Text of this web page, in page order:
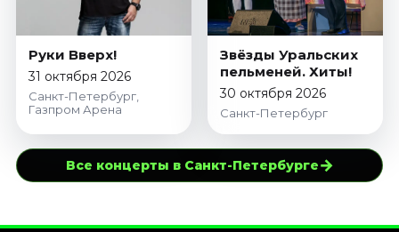
Руки Вверх!
31 октября 2026
Санкт-Петербург,
Газпром Арена
Звёзды Уральских
пельменей. Хиты!
30 октября 2026
Санкт-Петербург
Все концерты в Санкт-Петербурге→